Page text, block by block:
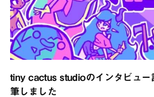
tiny cactus studioのインタビュー
筆しました